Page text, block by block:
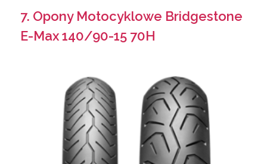
7. Opony Motocyklowe Bridgestone
E-Max 140/90-15 70H